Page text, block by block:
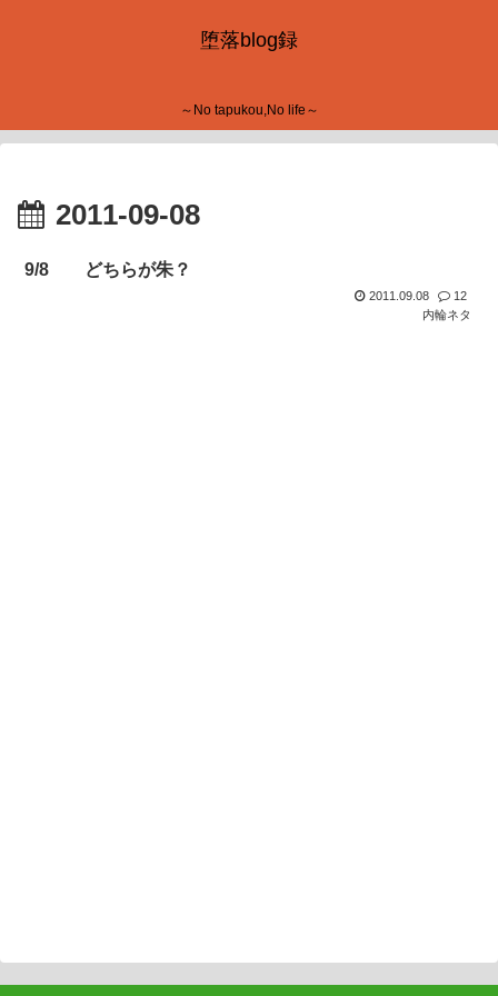
堕落blog録
～No tapukou,No life～
2011-09-08
9/8 どちらが朱？
2011.09.08
12
内輪ネタ